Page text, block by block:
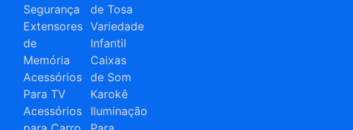
Segurança
Extensores
de
Memória
Acessórios
Para TV
Acessórios
de Tosa
Variedade
Infantil
Caixas
de Som
Karokê
Iluminação